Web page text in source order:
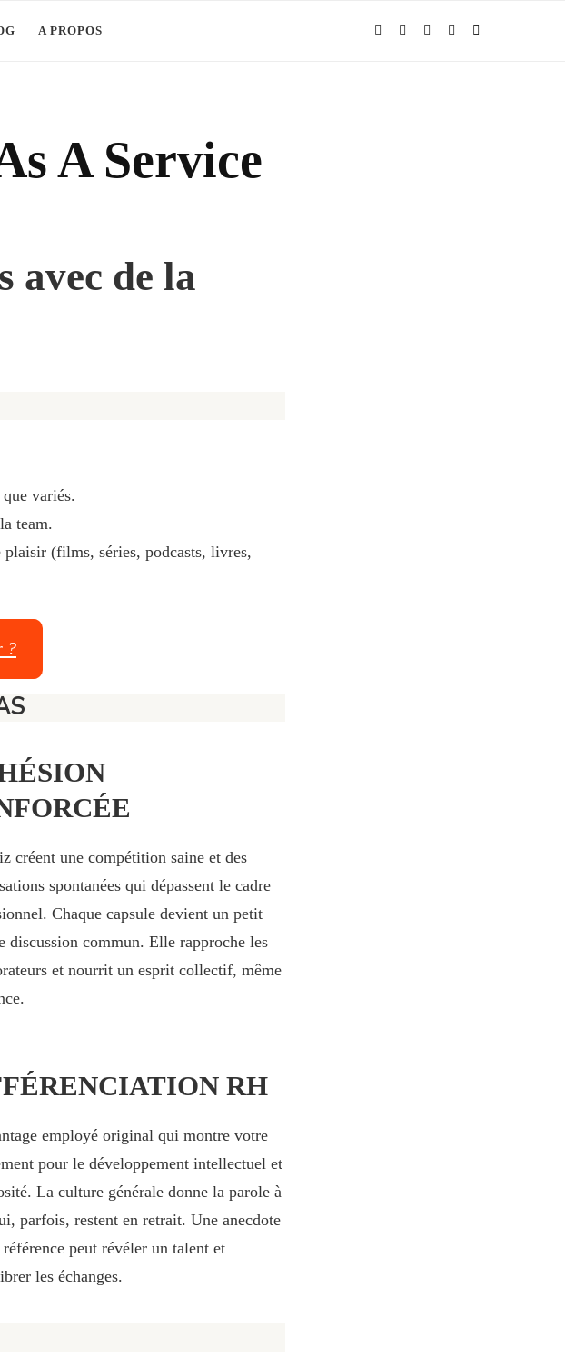
A PROPOS
A Service
avec de la
variés.
team.
(films, séries, podcasts, livres,
?
créent une compétition saine et des
spontanées qui dépassent le cadre
Chaque capsule devient un petit
discussion commun. Elle rapproche les
et nourrit un esprit collectif, même
RH
employé original qui montre votre
pour le développement intellectuel et
La culture générale donne la parole à
parfois, restent en retrait. Une anecdote
peut révéler un talent et
les échanges.